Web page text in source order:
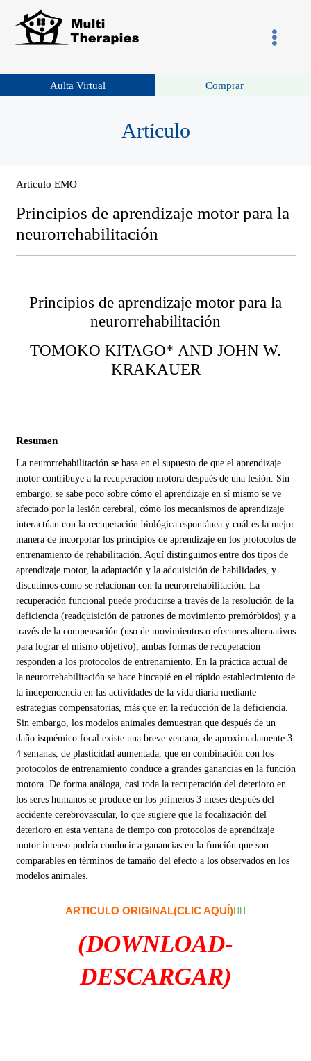
Aulta Virtual Comprar
Artículo
Articulo EMO
Principios de aprendizaje motor para la
neurorrehabilitación
Principios de aprendizaje motor para la
neurorrehabilitación
TOMOKO KITAGO* AND JOHN W.
KRAKAUER
Resumen
La neurorrehabilitación se basa en el supuesto de que el aprendizaje
motor contribuye a la recuperación motora después de una lesión. Sin
embargo, se sabe poco sobre cómo el aprendizaje en sí mismo se ve
afectado por la lesión cerebral, cómo los mecanismos de aprendizaje
interactúan con la recuperación biológica espontánea y cuál es la mejor
manera de incorporar los principios de aprendizaje en los protocolos de
entrenamiento de rehabilitación. Aquí distinguimos entre dos tipos de
aprendizaje motor, la adaptación y la adquisición de habilidades, y
discutimos cómo se relacionan con la neurorrehabilitación. La
recuperación funcional puede producirse a través de la resolución de la
deficiencia (readquisición de patrones de movimiento premórbidos) y a
través de la compensación (uso de movimientos o efectores alternativos
para lograr el mismo objetivo); ambas formas de recuperación
responden a los protocolos de entrenamiento. En la práctica actual de
la neurorrehabilitación se hace hincapié en el rápido establecimiento de
la independencia en las actividades de la vida diaria mediante
estrategias compensatorias, más que en la reducción de la deficiencia.
Sin embargo, los modelos animales demuestran que después de un
daño isquémico focal existe una breve ventana, de aproximadamente 3-
4 semanas, de plasticidad aumentada, que en combinación con los
protocolos de entrenamiento conduce a grandes ganancias en la función
motora. De forma análoga, casi toda la recuperación del deterioro en
los seres humanos se produce en los primeros 3 meses después del
accidente cerebrovascular, lo que sugiere que la focalización del
deterioro en esta ventana de tiempo con protocolos de aprendizaje
motor intenso podría conducir a ganancias en la función que son
comparables en términos de tamaño del efecto a los observados en los
modelos animales.
ARTICULO ORIGINAL(CLIC AQUÍ)👇🏻
(DOWNLOAD-
DESCARGAR)